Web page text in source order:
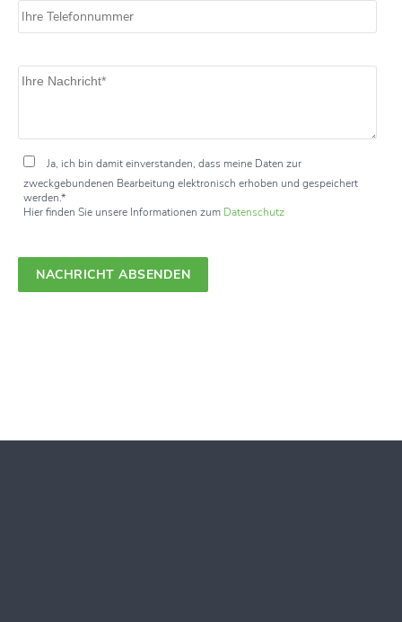
Ja, ich bin damit einverstanden, dass meine Daten zur
zweckgebundenen Bearbeitung elektronisch erhoben und gespeichert
werden.*
Hier finden Sie unsere Informationen zum Datenschutz